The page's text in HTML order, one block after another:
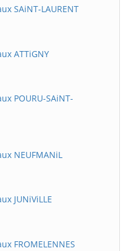
SAiNT-LAURENT
ATTiGNY
POURU-SAiNT-
NEUFMANiL
JUNiViLLE
FROMELENNES